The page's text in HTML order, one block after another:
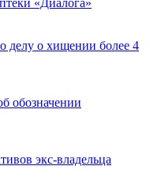
делу о хищении более 4
обозначении
экс-владельца